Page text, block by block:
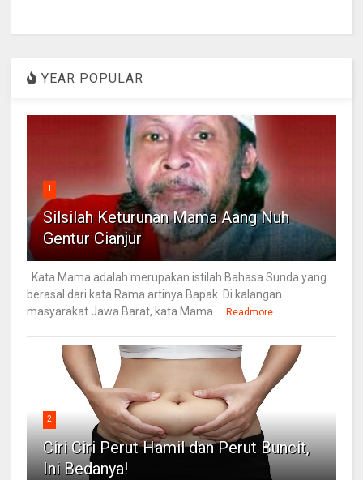
YEAR POPULAR
1
Silsilah Keturunan Mama Aang Nuh
Gentur Cianjur
Kata Mama adalah merupakan istilah Bahasa Sunda yang
berasal dari kata Rama artinya Bapak. Di kalangan
masyarakat Jawa Barat, kata Mama ...
Readmore
2
Ciri Ciri Perut Hamil dan Perut Buncit,
Ini Bedanya!